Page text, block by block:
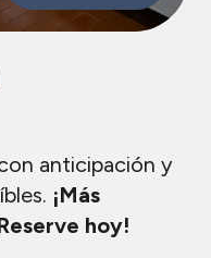
anticipación y
¡Más
hoy!